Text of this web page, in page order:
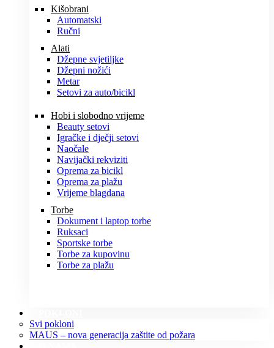
Kišobrani
Automatski
Ručni
Alati
Džepne svjetiljke
Džepni nožići
Metar
Setovi za auto/bicikl
Hobi i slobodno vrijeme
Beauty setovi
Igračke i dječji setovi
Naočale
Navijački rekviziti
Oprema za bicikl
Oprema za plažu
Vrijeme blagdana
Torbe
Dokument i laptop torbe
Ruksaci
Sportske torbe
Torbe za kupovinu
Torbe za plažu
Svi pokloni
MAUS – nova generacija zaštite od požara